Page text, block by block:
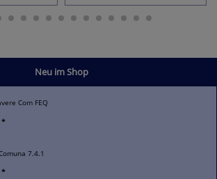
Neu im Shop
Com FEQ
*
7.4.1
*